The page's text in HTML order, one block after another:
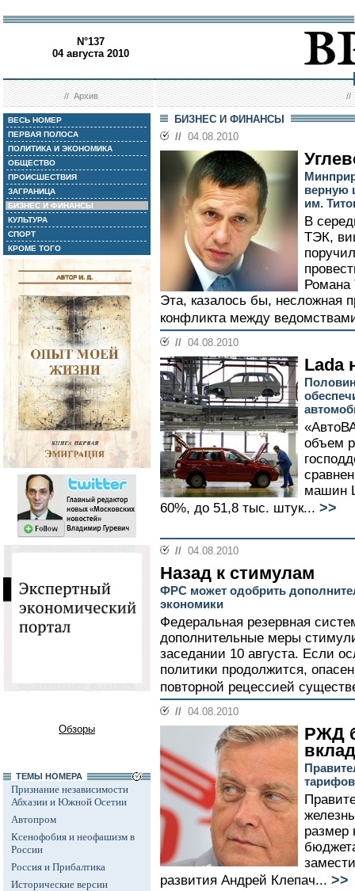
N°137
04 августа 2010
//Архив //
ВЕСЬ НОМЕР
ПЕРВАЯ ПОЛОСА
ПОЛИТИКА И ЭКОНОМИКА
ОБЩЕСТВО
ПРОИСШЕСТВИЯ
ЗАГРАНИЦА
БИЗНЕС И ФИНАНСЫ
КУЛЬТУРА
СПОРТ
КРОМЕ ТОГО
Обзоры
ТЕМЫ НОМЕРА
Признание независимости
Абхазии и Южной Осетии
Автопром
Ксенофобия и неофашизм в
России
Россия и Прибалтика
Исторические версии
БИЗНЕС И ФИНАНСЫ
// 04.08.2010
верную
им.
В
ТЭК,
Романа
Эта, казалось бы, несложная
конфликта между
// 04.08.2010
Lada
объем
машин
60%, до 51,8 тыс. штук... >>
// 04.08.2010
Назад к стимулам
ФРС может одобрить
экономики
Федеральная резервная
дополнительные меры
заседании 10 августа. Если
политики продолжится,
повторной рецессией
// 04.08.2010
РЖД
тарифов
размер
развития Андрей Клепач... >>